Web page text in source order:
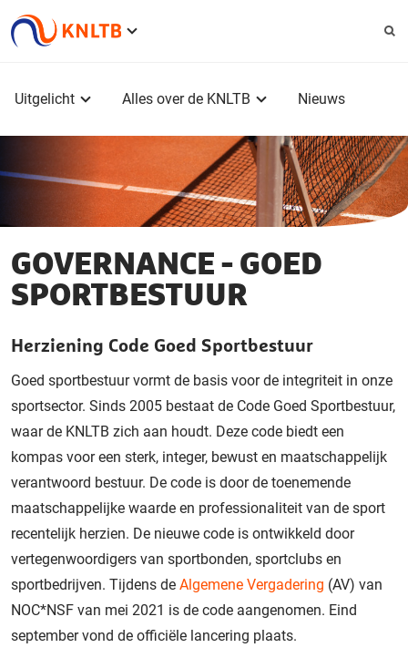
Uitgelicht Alles over de KNLTB Nieuws
GOVERNANCE - GOED
SPORTBESTUUR
Herziening Code Goed Sportbestuur
Goed sportbestuur vormt de basis voor de integriteit in onze
sportsector. Sinds 2005 bestaat de Code Goed Sportbestuur,
waar de KNLTB zich aan houdt. Deze code biedt een
kompas voor een sterk, integer, bewust en maatschappelijk
verantwoord bestuur. De code is door de toenemende
maatschappelijke waarde en professionaliteit van de sport
recentelijk herzien. De nieuwe code is ontwikkeld door
vertegenwoordigers van sportbonden, sportclubs en
sportbedrijven. Tijdens de Algemene Vergadering (AV) van
NOC*NSF van mei 2021 is de code aangenomen. Eind
september vond de officiële lancering plaats.